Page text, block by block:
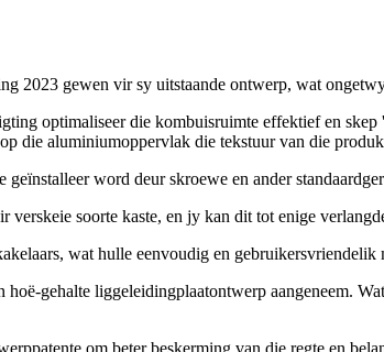
2023 gewen vir sy uitstaande ontwerp, wat
optimaliseer die kombuisruimte effektief en
die aluminiumoppervlak die tekstuur van die
word deur skroewe en ander
soorte kaste, en jy kan dit tot enige
wat hulle eenvoudig en gebruikersvriendelik
hoë-gehalte liggeleidingplaatontwerp aangeneem.
om beter beskerming van die regte en